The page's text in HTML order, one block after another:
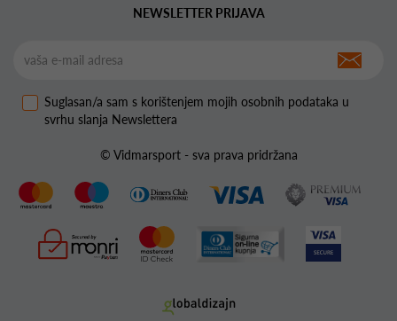
NEWSLETTER PRIJAVA
Suglasan/a sam s korištenjem mojih osobnih podataka u
svrhu slanja Newslettera
© Vidmarsport - sva prava pridržana